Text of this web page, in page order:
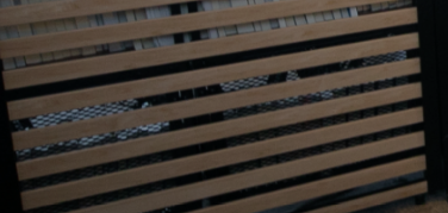
生前対策（遺言等）で
遺言(WILL)作成でお悩みの方
生前贈与でお悩みの方
相続税対策でお悩みの方
事業承継対策でお悩みの方